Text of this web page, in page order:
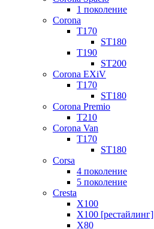
1 поколение
Corona
T170
ST180
T190
ST200
Corona EXiV
T170
ST180
Corona Premio
T210
Corona Van
T170
ST180
Corsa
4 поколение
5 поколение
Cresta
X100
X100 [рестайлинг]
X80